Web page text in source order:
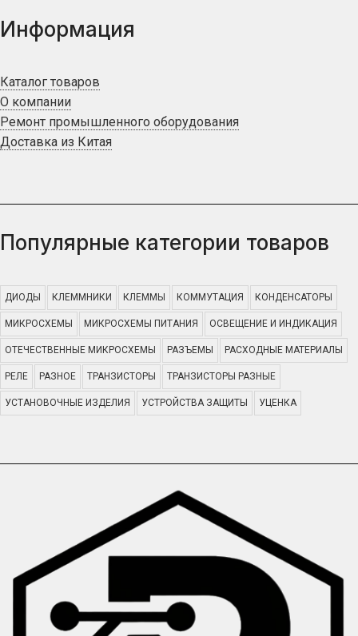
Информация
Каталог товаров
О компании
Ремонт промышленного оборудования
Доставка из Китая
Популярные категории товаров
ДИОДЫ КЛЕММНИКИ КЛЕММЫ КОММУТАЦИЯ КОНДЕНСАТОРЫ
МИКРОСХЕМЫ МИКРОСХЕМЫ ПИТАНИЯ ОСВЕЩЕНИЕ И ИНДИКАЦИЯ
ОТЕЧЕСТВЕННЫЕ МИКРОСХЕМЫ РАЗЪЕМЫ РАСХОДНЫЕ МАТЕРИАЛЫ
РЕЛЕ РАЗНОЕ ТРАНЗИСТОРЫ ТРАНЗИСТОРЫ РАЗНЫЕ
УСТАНОВОЧНЫЕ ИЗДЕЛИЯ УСТРОЙСТВА ЗАЩИТЫ УЦЕНКА